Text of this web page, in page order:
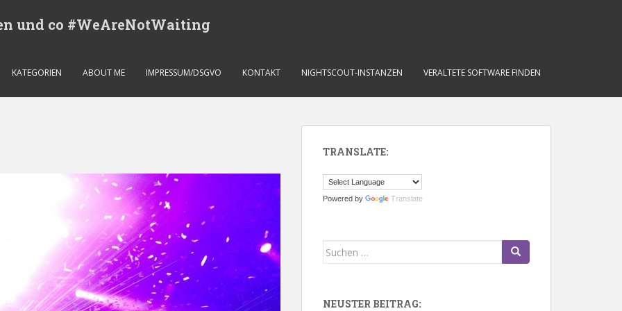
und co #WeAreNotWaiting
KATEGORIEN ABOUT ME IMPRESSUM/DSGVO KONTAKT NIGHTSCOUT-INSTANZEN VERALTETE SOFTWARE FINDEN
TRANSLATE:
Powered by Translate
Suchen
NEUSTER BEITRAG: